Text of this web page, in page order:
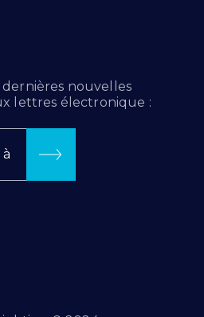
nouvelles
lettres électronique :